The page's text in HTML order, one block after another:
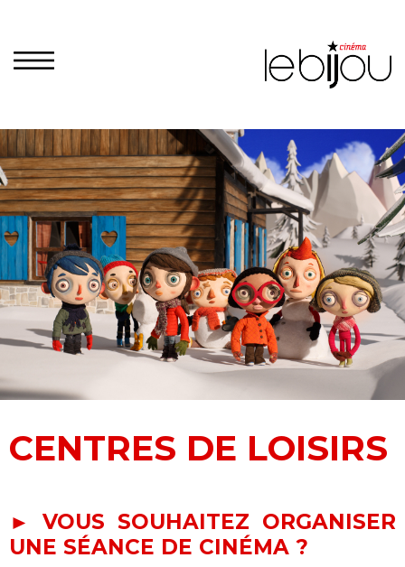
CENTRES DE LOISIRS
► VOUS SOUHAITEZ ORGANISER
UNE SÉANCE DE CINÉMA ?